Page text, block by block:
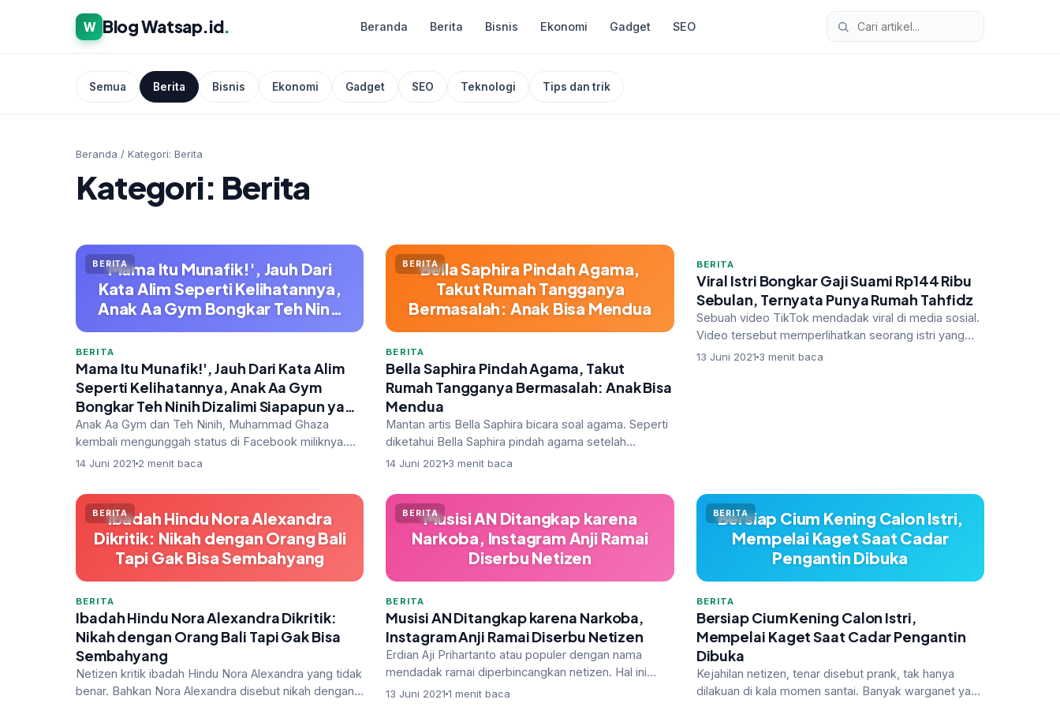
W Blog Watsap.id. Beranda Berita Bisnis Ekonomi Gadget SEO
Semua Berita Bisnis Ekonomi Gadget SEO Teknologi Tips dan trik
Beranda / Kategori: Berita
Kategori: Berita
BERITA
Mama Itu Munafik!', Jauh Dari
Kata Alim Seperti Kelihatannya,
Anak Aa Gym Bongkar Teh Nin…
BERITA
Mama Itu Munafik!', Jauh Dari Kata Alim
Seperti Kelihatannya, Anak Aa Gym
Bongkar Teh Ninih Dizalimi Siapapun yang
Sepemahaman dengan Ayahnya
Anak Aa Gym dan Teh Ninih, Muhammad Ghaza
kembali mengunggah status di Facebook miliknya.
Akhir-akhir ini Ghaza memang kerap menua…
14 Juni 2021 2 menit baca
BERITABella Saphira Pindah Agama,
Takut Rumah Tangganya
Bermasalah: Anak Bisa Mendua
BERITA
Bella Saphira Pindah Agama, Takut
Rumah Tangganya Bermasalah: Anak Bisa
Mendua
Mantan artis Bella Saphira bicara soal agama. Seperti
diketahui Bella Saphira pindah agama setelah
menikah dengan Agus Surya Bakti…
14 Juni 2021 3 menit baca
BERITA
Viral Istri Bongkar Gaji Suami Rp144 Ribu
Sebulan, Ternyata Punya Rumah Tahfidz
Sebuah video TikTok mendadak viral di media sosial.
Video tersebut memperlihatkan seorang istri yang
membuka amplop berisi gaji su…
13 Juni 2021 3 menit baca
BERITA
Ibadah Hindu Nora Alexandra
Dikritik: Nikah dengan Orang Bali
Tapi Gak Bisa Sembahyang
BERITA
Ibadah Hindu Nora Alexandra Dikritik:
Nikah dengan Orang Bali Tapi Gak Bisa
Sembahyang
Netizen kritik ibadah Hindu Nora Alexandra yang tidak
benar. Bahkan Nora Alexandra disebut nikah dengan
BERITAMusisi AN Ditangkap karena
Narkoba, Instagram Anji Ramai
Diserbu Netizen
BERITA
Musisi AN Ditangkap karena Narkoba,
Instagram Anji Ramai Diserbu Netizen
Erdian Aji Prihartanto atau populer dengan nama
mendadak ramai diperbincangkan netizen. Hal ini
bermula dari berita penangkapan mu…
13 Juni 20211 menit baca
BERITA
Bersiap Cium Kening Calon Istri,
Mempelai Kaget Saat Cadar
Pengantin Dibuka
BERITA
Bersiap Cium Kening Calon Istri,
Mempelai Kaget Saat Cadar Pengantin
Dibuka
Kejahilan netizen, tenar disebut prank, tak hanya
dilakuan di kala momen santai. Banyak warganet yang